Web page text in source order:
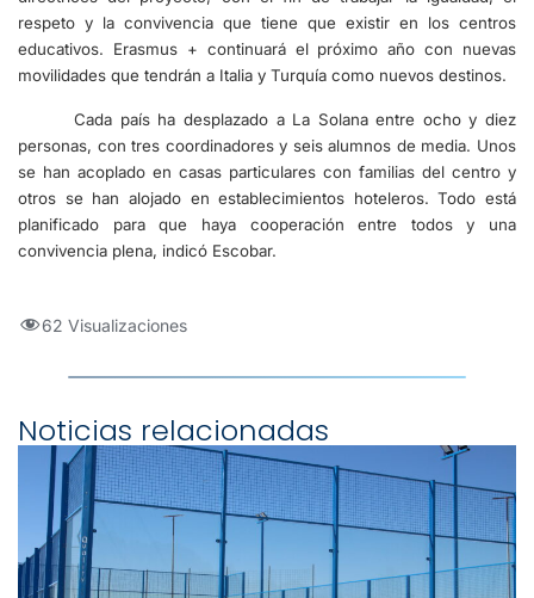
respeto y la convivencia que tiene que existir en los centros
educativos. Erasmus + continuará el próximo año con nuevas
movilidades que tendrán a Italia y Turquía como nuevos destinos.
Cada país ha desplazado a La Solana entre ocho y diez
personas, con tres coordinadores y seis alumnos de media. Unos
se han acoplado en casas particulares con familias del centro y
otros se han alojado en establecimientos hoteleros. Todo está
planificado para que haya cooperación entre todos y una
convivencia plena, indicó Escobar.
62 Visualizaciones
Noticias relacionadas